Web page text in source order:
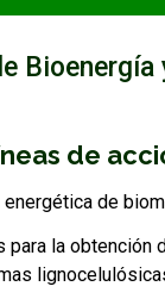
EXTENSIÓN
BIBLIOTECA
FACULTAD
Bioenergía
de
energética de
para la obtención